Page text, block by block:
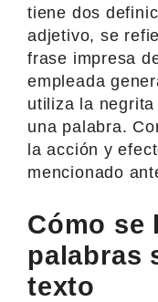
tiene dos
adjetivo, se
frase impresa
empleada
utiliza la
una palabra.
la acción y
mencionado
Cómo se
palabras
texto